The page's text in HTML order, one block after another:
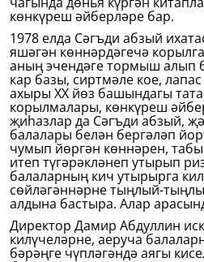
көнкүреш әйберләре бар.
1978 елда Сәгъди абзый
яшәгән көннәрдәгечә
аның эчендәге тормыш алып
кар базы, сиртмәле кое,
ахыры XX йөз башындагы
корылмалары, көнкүреш
җиһазлар да Сәгъди абзый,
балалары белән бергәләп
чумып йөргән көннәрен,
итеп түгәрәкләнеп утырып
балаларның кич утырырга
сөйләгәннәрне тыңлый-
алдына бастыра. Алар
Директор Дамир Абдуллин
килүчеләрне, аеруча
бәрәңге чүпләгәндә аягы